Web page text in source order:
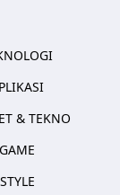
& TEKNO
GAME
STYLE